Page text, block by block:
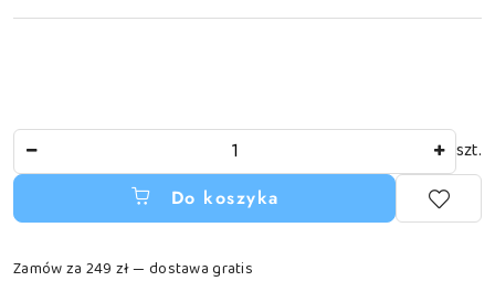
Ilość szt.
Do koszyka
Zamów za 249 zł — dostawa gratis